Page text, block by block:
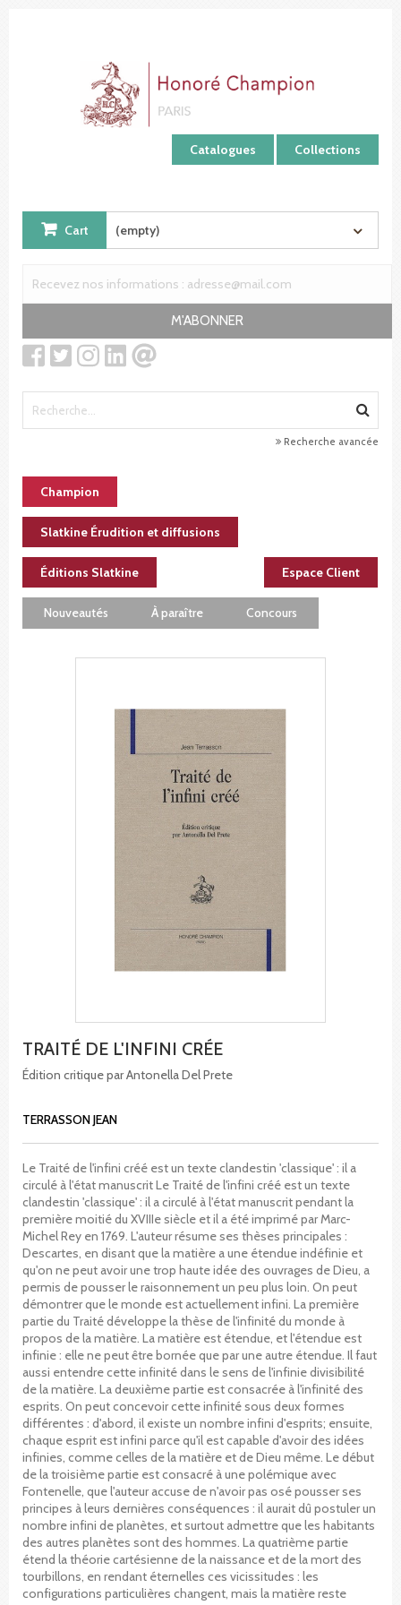
Catalogues Collections
Cart (empty)
M'ABONNER
Recherche avancée
Champion
Slatkine Érudition et diffusions
Éditions Slatkine Espace Client
Nouveautés À paraître Concours
TRAITÉ DE L'INFINI CRÉE
Édition critique par Antonella Del Prete
TERRASSON JEAN
Le Traité de l'infini créé est un texte clandestin 'classique' : il a
circulé à l'état manuscrit Le Traité de l'infini créé est un texte
clandestin 'classique' : il a circulé à l'état manuscrit pendant la
première moitié du XVIIIe siècle et il a été imprimé par Marc-
Michel Rey en 1769. L'auteur résume ses thèses principales :
Descartes, en disant que la matière a une étendue indéfinie et
qu'on ne peut avoir une trop haute idée des ouvrages de Dieu, a
permis de pousser le raisonnement un peu plus loin. On peut
démontrer que le monde est actuellement infini. La première
partie du Traité développe la thèse de l'infinité du monde à
propos de la matière. La matière est étendue, et l'étendue est
infinie : elle ne peut être bornée que par une autre étendue. Il faut
aussi entendre cette infinité dans le sens de l'infinie divisibilité
de la matière. La deuxième partie est consacrée à l'infinité des
esprits. On peut concevoir cette infinité sous deux formes
différentes : d'abord, il existe un nombre infini d'esprits; ensuite,
chaque esprit est infini parce qu'il est capable d'avoir des idées
infinies, comme celles de la matière et de Dieu même. Le début
de la troisième partie est consacré à une polémique avec
Fontenelle, que l'auteur accuse de n'avoir pas osé pousser ses
principes à leurs dernières conséquences : il aurait dû postuler un
nombre infini de planètes, et surtout admettre que les habitants
des autres planètes sont des hommes. La quatrième partie
étend la théorie cartésienne de la naissance et de la mort des
tourbillons, en rendant éternelles ces vicissitudes : les
configurations particulières changent, mais la matière reste